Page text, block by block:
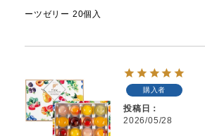
ーツゼリー 20個入
購入者
投稿日
2026/05/28